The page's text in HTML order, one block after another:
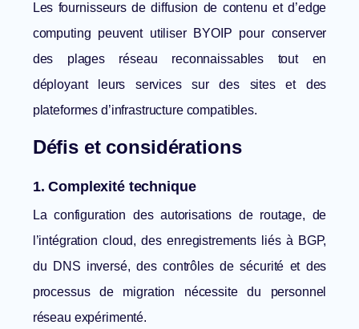
Les fournisseurs de diffusion de contenu et d’edge
computing peuvent utiliser BYOIP pour conserver
des plages réseau reconnaissables tout en
déployant leurs services sur des sites et des
plateformes d’infrastructure compatibles.
Défis et considérations
1. Complexité technique
La configuration des autorisations de routage, de
l’intégration cloud, des enregistrements liés à BGP,
du DNS inversé, des contrôles de sécurité et des
processus de migration nécessite du personnel
réseau expérimenté.